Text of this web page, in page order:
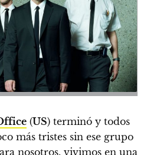
(US) terminó y todos
más tristes sin ese grupo
nosotros, vivimos en una